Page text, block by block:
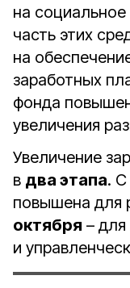
на
часть этих
на
заработных
фонда
увеличения
Увеличение
в два этапа. С
повышена для
октября –
и